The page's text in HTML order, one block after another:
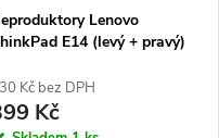
Lenovo
E14 (levý + pravý)
Kč bez DPH
Kč